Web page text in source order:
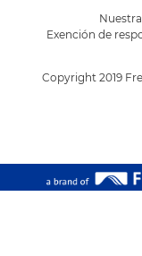
Copyright 2019
Exención de